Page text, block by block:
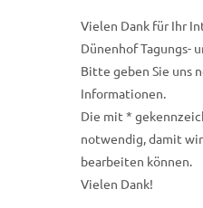
Vielen Dank für Ihr
Dünenhof Tagungs-
Bitte geben Sie uns
Informationen.
Die mit *
notwendig, damit
bearbeiten können.
Vielen Dank!